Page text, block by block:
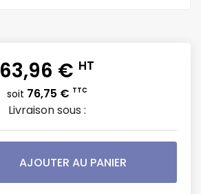
63,96 € HT
soit 76,75 € TTC
Livraison sous :
AJOUTER AU PANIER